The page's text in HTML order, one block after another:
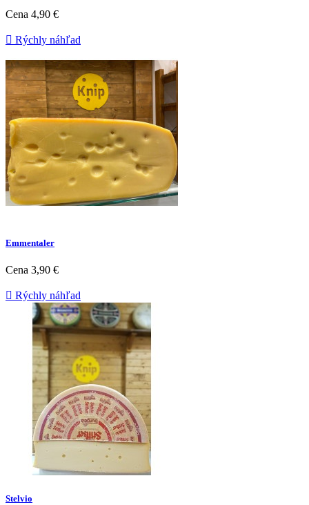
Cena 4,90 €
 Rýchly náhľad
Emmentaler
Cena 3,90 €
 Rýchly náhľad
Stelvio